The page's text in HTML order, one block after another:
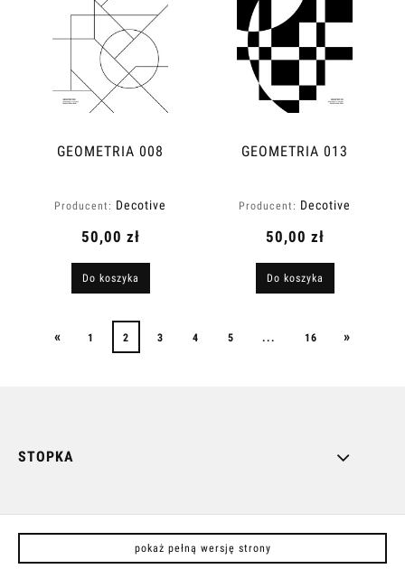
GEOMETRIA 008
Producent: Decotive
50,00 zł
Do koszyka
GEOMETRIA 013
Producent: Decotive
50,00 zł
Do koszyka
« 1 2 3 4 5 ... 16 »
STOPKA
pokaż pełną wersję strony